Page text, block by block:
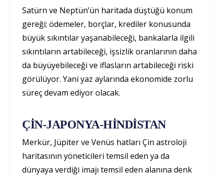
Satürn ve Neptün’ün haritada düştüğü konum
gereği; ödemeler, borçlar, krediler konusunda
büyük sıkıntılar yaşanabileceği, bankalarla ilgili
sıkıntıların artabileceği, işsizlik oranlarının daha
da büyüyebileceği ve iflasların artabileceği riski
görülüyor. Yani yaz aylarında ekonomide zorlu
süreç devam ediyor olacak.
ÇİN-JAPONYA-HİNDİSTAN
Merkür, Jüpiter ve Venüs hatları Çin astroloji
haritasının yöneticileri temsil eden ya da
dünyaya verdiği imajı temsil eden alanına denk